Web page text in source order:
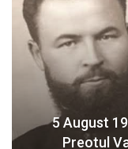
5 August
Preotul